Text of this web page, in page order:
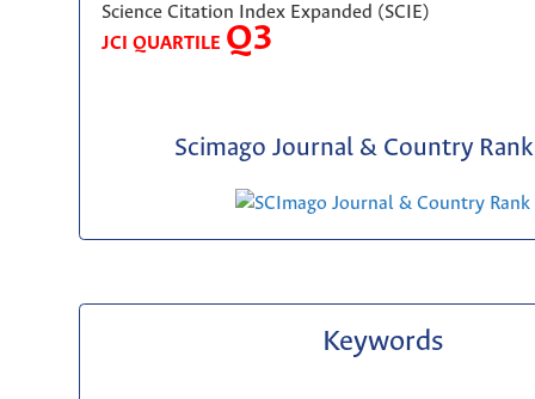
Science Citation Index Expanded (SCIE)
JCI QUARTILE Q3
Scimago Journal & Country Rank
Keywords